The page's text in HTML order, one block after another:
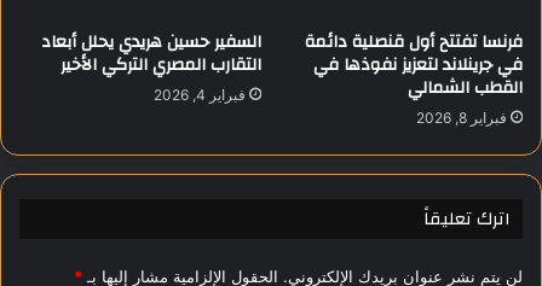
ك
ة
ل
م
ؤ
ة
ل
م
ي
ن
ة
فرنسا تفتتح أول قنصلية دائمة
في جرينلاند لتعزيز نفوذها في
القطب الشمالي
فبراير 8, 2026
السفير حسين هريدي يحلل أبعاد
التقارب المصري التركي الأخير
فبراير 4, 2026
اترك تعليقاً
لن يتم نشر عنوان بريدك الإلكتروني. الحقول الإلزامية مشار إليها بـ *